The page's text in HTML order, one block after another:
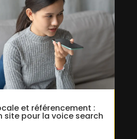
et référencement :
site pour la voice search